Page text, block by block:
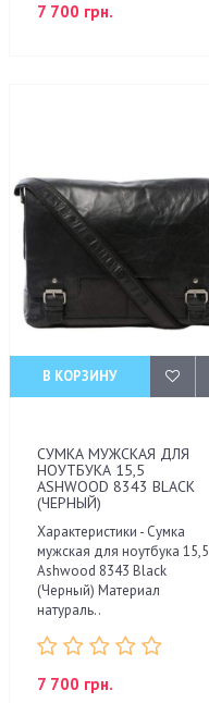
7 700 грн.
В КОРЗИНУ
СУМКА МУЖСКАЯ ДЛЯ
НОУТБУКА 15,5
ASHWOOD 8343 BLACK
(ЧЕРНЫЙ)
Характеристики - Сумка
мужская для ноутбука 15,5
Ashwood 8343 Black
(Черный) Материал
натураль..
7 700 грн.